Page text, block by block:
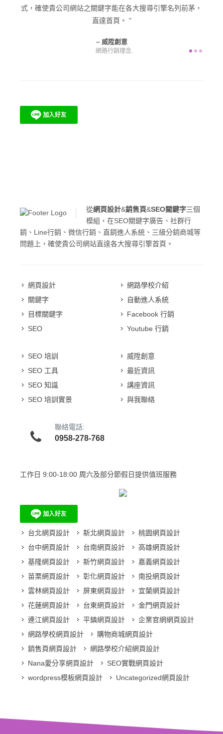
式，確使貴公司網站之關鍵字能在各大搜尋引擎名列前茅，
直達首頁。
威陞創意
網路行銷理念.
從網頁設計&銷售頁&SEO關鍵字三個
模組，在SEO關鍵字廣告、社群行
銷、Line行銷、微信行銷、直銷進人系統、三級分銷商城等
問題上，確使貴公司網站直達各大搜尋引擎首頁。
網頁設計
關鍵字
目標關鍵字
SEO
網路學校介紹
自動進人系統
Facebook 行銷
Youtube 行銷
SEO 培訓
SEO 工具
SEO 知識
SEO 培訓實景
威陞創意
最近資訊
講座資訊
與我聯絡
聯絡電話:
0958-278-768
工作日 9:00-18:00 周六及部分節假日提供值班服務
台北網頁設計 新北網頁設計
桃園網頁設計
台中網頁設計
台南網頁設計
高雄網頁設計
基隆網頁設計
新竹網頁設計
嘉義網頁設計
苗栗網頁設計
彰化網頁設計
南投網頁設計
雲林網頁設計
屏東網頁設計
宜蘭網頁設計
花蓮網頁設計
台東網頁設計
金門網頁設計
連江網頁設計
平鎮網頁設計
企業官網網頁設計
網路學校網頁設計
購物商城網頁設計
銷售頁網頁設計
網路學校介紹網頁設計
Nana愛分享網頁設計
SEO實戰網頁設計
wordpress模板網頁設計
Uncategorized網頁設計